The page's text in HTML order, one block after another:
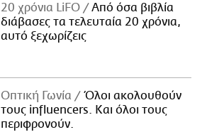
20 χρόνια LiFO
Από όσα βιβλία
διάβασες τα τελευταία 20 χρόνια,
αυτό ξεχωρίζεις
Οπτική Γωνία
Όλοι ακολουθούν
τους influencers. Και όλοι τους
περιφρονούν.